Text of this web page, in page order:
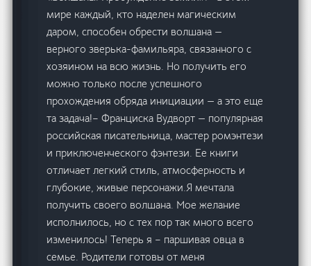
мире каждый, кто наделен магическим
даром, способен обрести волшана —
верного зверька-фамильяра, связанного с
хозяином на всю жизнь. Но получить его
можно только после успешного
прохождения обряда инициации — а это еще
та задача!– Франциска Вудворт — популярная
российская писательница, мастер ромэнтези
и приключенческого фэнтези. Ее книги
отличает легкий стиль, атмосферность и
глубокие, живые персонажи.Я мечтала
получить своего волшана. Мое желание
исполнилось, но с тех пор так много всего
изменилось! Теперь я – паршивая овца в
семье. Родители готовы от меня